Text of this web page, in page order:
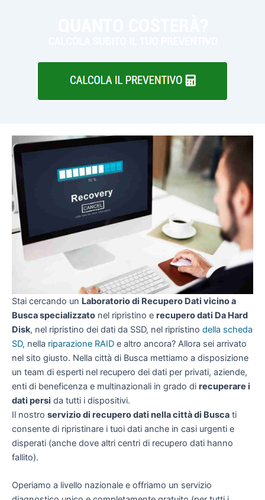
Stai cercando un Laboratorio di Recupero Dati vicino a
Busca specializzato nel ripristino e recupero dati Da Hard
Disk, nel ripristino dei dati da SSD, nel ripristino della scheda
SD, nella riparazione RAID e altro ancora? Allora sei arrivato
nel sito giusto. Nella città di Busca mettiamo a disposizione
un team di esperti nel recupero dei dati per privati, aziende,
enti di beneficenza e multinazionali in grado di recuperare i
dati persi da tutti i dispositivi.
Il nostro servizio di recupero dati nella città di Busca ti
consente di ripristinare i tuoi dati anche in casi urgenti e
disperati (anche dove altri centri di recupero dati hanno
fallito).
Operiamo a livello nazionale e offriamo un servizio